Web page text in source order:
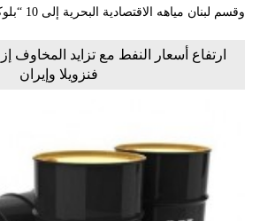
وقسم لبنان مياهه الاقتصادية البحرية إلى 10 “بلوكات”...
ارتفاع أسعار النفط مع تزايد المخاوف
فنزويلا وإيران